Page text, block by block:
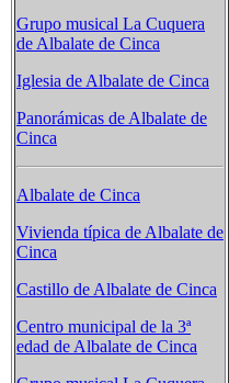
Grupo musical La Cuquera
de Albalate de Cinca
Iglesia de Albalate de Cinca
Panorámicas de Albalate de
Cinca
Albalate de Cinca
Vivienda típica de Albalate de
Cinca
Castillo de Albalate de Cinca
Centro municipal de la 3ª
edad de Albalate de Cinca